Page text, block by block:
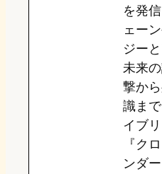
を発
ェー
ジー
未来
撃か
識ま
イブ
『ク
ンダ